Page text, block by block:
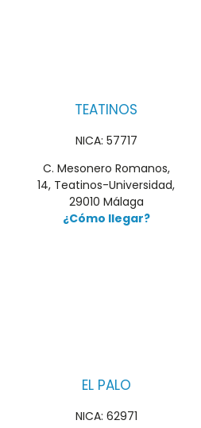
TEATINOS
NICA: 57717
C. Mesonero Romanos,
14, Teatinos-Universidad,
29010 Málaga
¿Cómo llegar?
EL PALO
NICA: 62971